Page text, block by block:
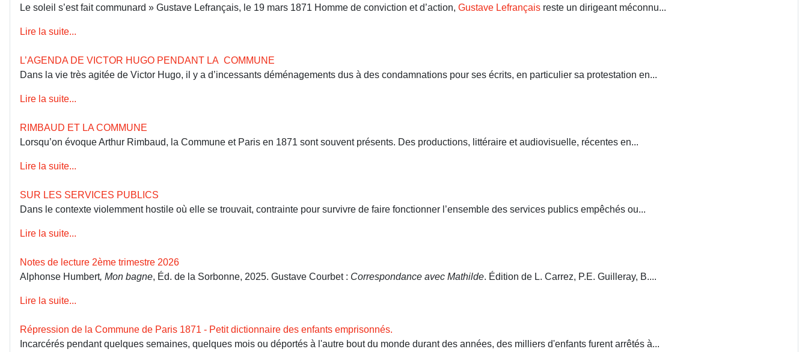
Le soleil s’est fait communard » Gustave Lefrançais, le 19 mars 1871 Homme de conviction et d’action, Gustave Lefrançais reste un dirigeant méconnu...
Lire la suite...
L’AGENDA DE VICTOR HUGO PENDANT LA COMMUNE
Dans la vie très agitée de Victor Hugo, il y a d’incessants déménagements dus à des condamnations pour ses écrits, en particulier sa protestation en...
Lire la suite...
RIMBAUD ET LA COMMUNE
Lorsqu’on évoque Arthur Rimbaud, la Commune et Paris en 1871 sont souvent présents. Des productions, littéraire et audiovisuelle, récentes en...
Lire la suite...
SUR LES SERVICES PUBLICS
Dans le contexte violemment hostile où elle se trouvait, contrainte pour survivre de faire fonctionner l’ensemble des services publics empêchés ou...
Lire la suite...
Notes de lecture 2ème trimestre 2026
Alphonse Humbert, Mon bagne, Éd. de la Sorbonne, 2025. Gustave Courbet : Correspondance avec Mathilde. Édition de L. Carrez, P.E. Guilleray, B....
Lire la suite...
Répression de la Commune de Paris 1871 - Petit dictionnaire des enfants emprisonnés.
Incarcérés pendant quelques semaines, quelques mois ou déportés à l'autre bout du monde durant des années, des milliers d'enfants furent arrêtés à...